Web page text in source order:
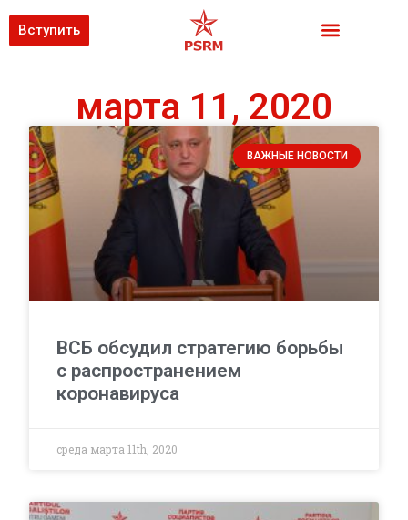
Вступить
марта 11, 2020
ВАЖНЫЕ НОВОСТИ
ВСБ обсудил стратегию борьбы
с распространением
коронавируса
среда марта 11th, 2020